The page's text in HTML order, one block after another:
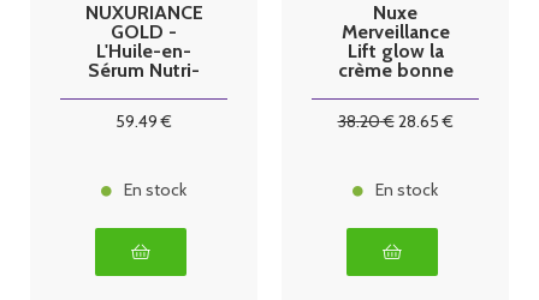
NUXURIANCE
GOLD -
L'Huile-en-
Sérum Nutri-
Peaux Sèches,
59.49 €
En stock
Nuxe
Merveillance
Lift glow la
crème bonne
38.20€28.65€
En stock